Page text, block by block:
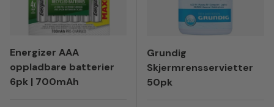
Energizer AAA
oppladbare batterier
6pk | 700mAh
Grundig
Skjermrensservietter
50pk